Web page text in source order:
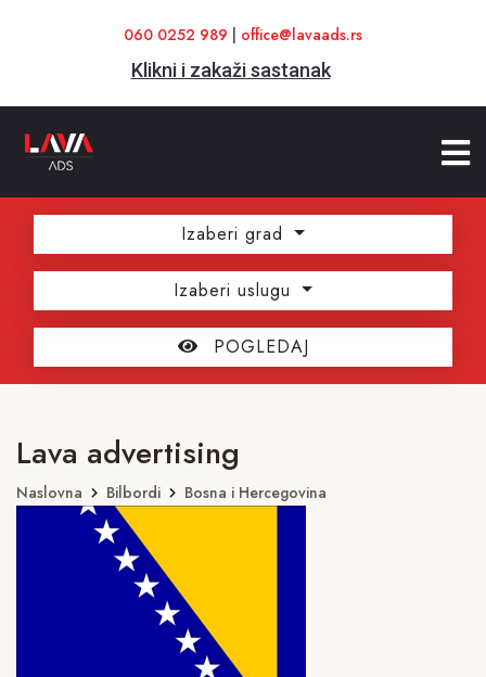
060 0252 989 office@lavaads.rs
Klikni i zakaži sastanak
Izaberi grad
Izaberi uslugu
POGLEDAJ
Lava advertising
Naslovna Bilbordi Bosna i Hercegovina